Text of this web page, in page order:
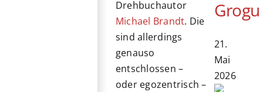
Drehbuchautor
Michael Brandt. Die
sind allerdings
genauso
entschlossen –
oder egozentrisch –
Grogu
21.
Mai
2026